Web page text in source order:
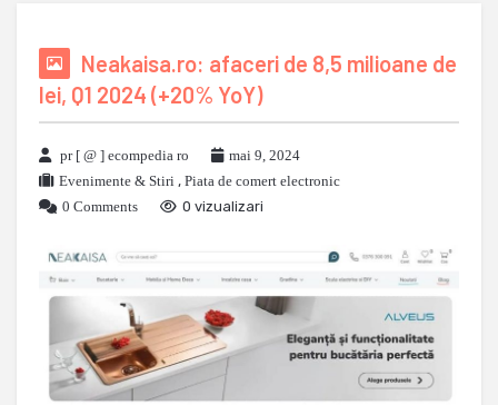
Neakaisa.ro: afaceri de 8,5 milioane de
lei, Q1 2024 (+20% YoY)
pr [ @ ] ecompedia ro
mai 9, 2024
Evenimente & Stiri , Piata de comert electronic
0 Comments
0 vizualizari